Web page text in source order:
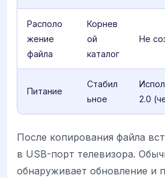
Располо
жение
файла
Корнев
ой
каталог
Не
Питание
Стабил
ьное
2.0
После копирования файла
в USB-порт телевизора.
обнаруживает обновление и